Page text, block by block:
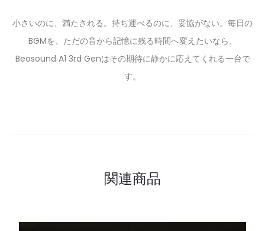
小さいのに、満たされる。持ち運べるのに、妥協がない。毎日の
BGMを、ただの音から記憶に残る時間へ変えたいなら、
Beosound A1 3rd Genはその期待に静かに応えてくれる一台で
す。
関連商品